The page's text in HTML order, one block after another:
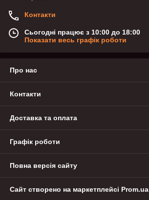
Контакти
Сьогодні працює з 10:00 до 18:00
Показати весь графік роботи
Про нас
Контакти
Доставка та оплата
Графік роботи
Повна версія сайту
Сайт створено на маркетплейсі Prom.ua